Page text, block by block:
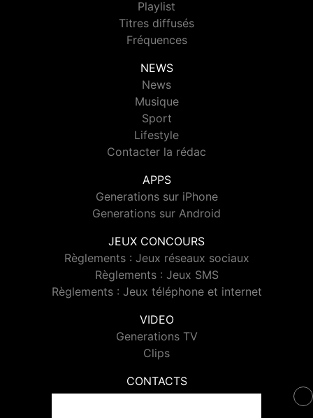
Playlist
Titres diffusés
Fréquences
NEWS
News
Musique
Sport
Lifestyle
Contacter la rédac
APPS
Generations sur iPhone
Generations sur Android
JEUX CONCOURS
Règlements : Jeux réseaux sociaux
Règlements : Jeux SMS
Règlements : Jeux téléphone et internet
VIDEO
Generations TV
Clips
CONTACTS
Contacter Generations